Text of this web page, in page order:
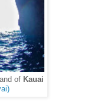
of Kauai